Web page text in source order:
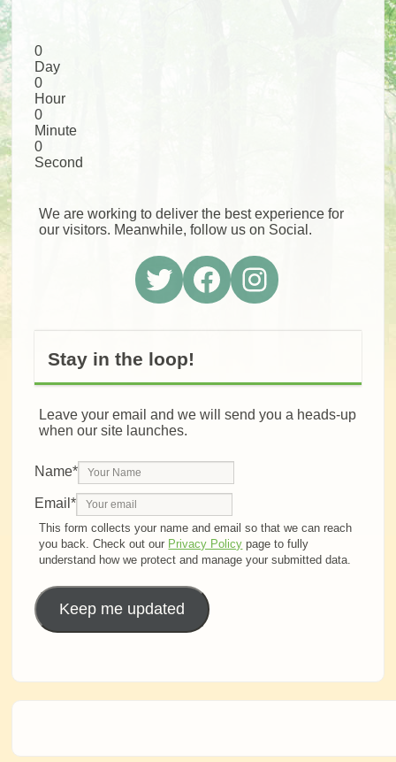
0
Day
0
Hour
0
Minute
0
Second
We are working to deliver the best experience for
our visitors. Meanwhile, follow us on Social.
TwitterFacebook
Instagram
Stay in the loop!
Leave your email and we will send you a heads-up
when our site launches.
Name*
Email*
This form collects your name and email so that we can reach
you back. Check out our Privacy Policy page to fully
understand how we protect and manage your submitted data.
Keep me updated